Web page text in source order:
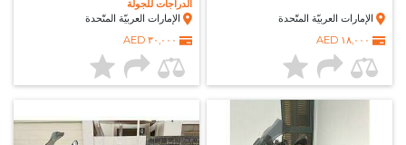
الإمارات العربيّة المتّحدة
١٨,٠٠٠ AED
الدراجات للجولة
الإمارات العربيّة المتّحدة
٣٠,٠٠٠ AED